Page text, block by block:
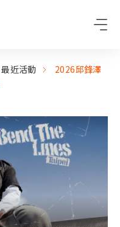
最近活動
2026邱鋒澤